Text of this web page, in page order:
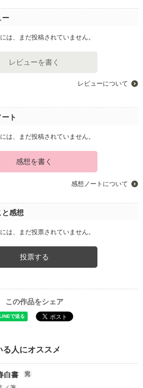
ー
は、まだ投稿されていません。
レビューを書く
レビューについて
ト
は、まだ投稿されていません。
感想を書く
感想ノートについて
と感想
は、まだ投票されていません。
投票する
この作品をシェア
る人にオススメ
白書 完